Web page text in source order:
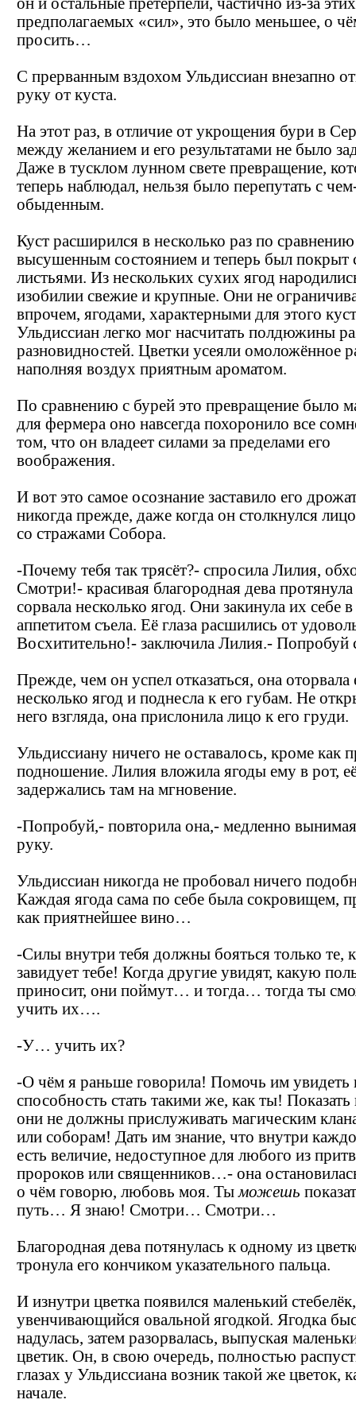
предполагаемых «сил», это было меньшее, о
просить…
С прерванным вздохом Ульдиссиан внезапно
руку от куста.
На этот раз, в отличие от укрощения бури в
между желанием и его результатами не было
Даже в тусклом лунном свете превращение,
теперь наблюдал, нельзя было перепутать с
обыденным.
Куст расширился в несколько раз по
высушенным состоянием и теперь был покрыт
листьями. Из нескольких сухих ягод
изобилии свежие и крупные. Они не
впрочем, ягодами, характерными для этого
Ульдиссиан легко мог насчитать полдюжины
разновидностей. Цветки усеяли омоложённое
наполняя воздух приятным ароматом.
По сравнению с бурей это превращение было
для фермера оно навсегда похоронило все
том, что он владеет силами за пределами его
воображения.
И вот это самое осознание заставило его
никогда прежде, даже когда он столкнулся
со стражами Собора.
-Почему тебя так трясёт?- спросила Лилия,
Смотри!- красивая благородная дева
сорвала несколько ягод. Они закинула их себе
аппетитом съела. Её глаза расшились от
Восхитительно!- заключила Лилия.- Попробуй
Прежде, чем он успел отказаться, она оторвала
несколько ягод и поднесла к его губам. Не
него взгляда, она прислонила лицо к его груди.
Ульдиссиану ничего не оставалось, кроме как
подношение. Лилия вложила ягоды ему в рот,
задержались там на мгновение.
-Попробуй,- повторила она,- медленно
руку.
Ульдиссиан никогда не пробовал ничего
Каждая ягода сама по себе была сокровищем,
как приятнейшее вино…
-Силы внутри тебя должны бояться только те,
завидует тебе! Когда другие увидят, какую
приносит, они поймут… и тогда… тогда ты
учить их….
-У… учить их?
-О чём я раньше говорила! Помочь им увидеть
способность стать такими же, как ты!
они не должны прислуживать магическим
или соборам! Дать им знание, что внутри
есть величие, недоступное для любого из
пророков или священников…- она
о чём говорю, любовь моя. Тыможешь
путь… Я знаю! Смотри… Смотри…
Благородная дева потянулась к одному из
тронула его кончиком указательного пальца.
И изнутри цветка появился маленький стебелёк,
увенчивающийся овальной ягодкой. Ягодка
надулась, затем разорвалась, выпуская
цветик. Он, в свою очередь, полностью
глазах у Ульдиссиана возник такой же цветок,
начале.